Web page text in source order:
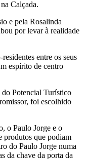
Calçada.
e pela Rosalinda
por levar à realidade
entre os seus
espírito de centro
Potencial Turístico
foi escolhido
o Paulo Jorge e o
produtos que podiam
do Paulo Jorge numa
da chave da porta da